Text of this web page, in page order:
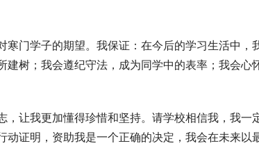
门学子的期望。我保证：在今后的学习生活中，
树；我会遵纪守法，成为同学中的表率；我会心
让我更加懂得珍惜和坚持。请学校相信我，我一
证明，资助我是一个正确的决定，我会在未来以